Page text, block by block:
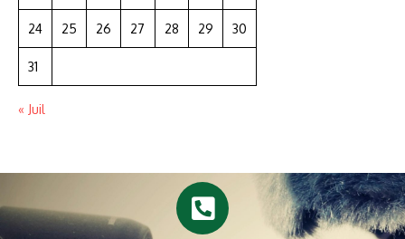
24 25 26 27 28 29 30
31
« Juil